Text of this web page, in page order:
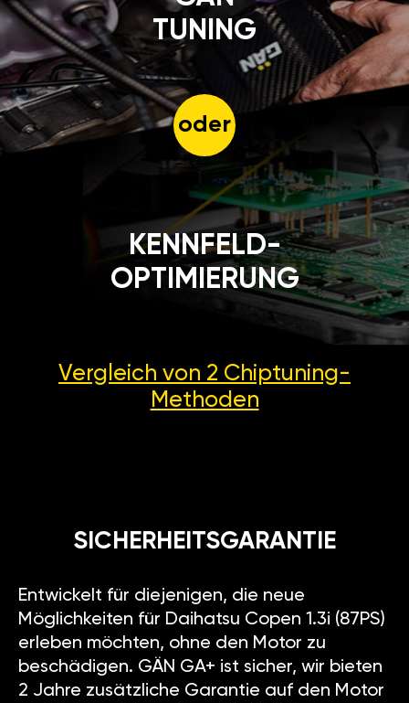
TUNING
oder
KENNFELD-
OPTIMIERUNG
Vergleich von 2 Chiptuning-
Methoden
SICHERHEITSGARANTIE
Entwickelt für diejenigen, die neue
Möglichkeiten für Daihatsu Copen 1.3i (87PS)
erleben möchten, ohne den Motor zu
beschädigen. GÄN GA+ ist sicher, wir bieten
2 Jahre zusätzliche Garantie auf den Motor